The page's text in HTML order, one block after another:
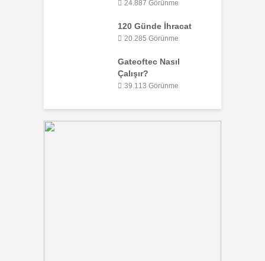
24.887 Görünme
120 Günde İhracat
20.285 Görünme
Gateoftec Nasıl
Çalışır?
39.113 Görünme